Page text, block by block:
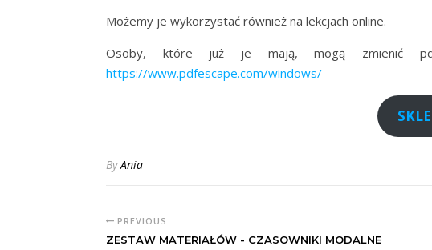
Możemy je wykorzystać również na lekcjach online.
Osoby, które już je mają, mogą zmienić
https://www.pdfescape.com/windows/
ByAnia
PREVIOUS
ZESTAW MATERIAŁÓW - CZASOWNIKI MODALNE